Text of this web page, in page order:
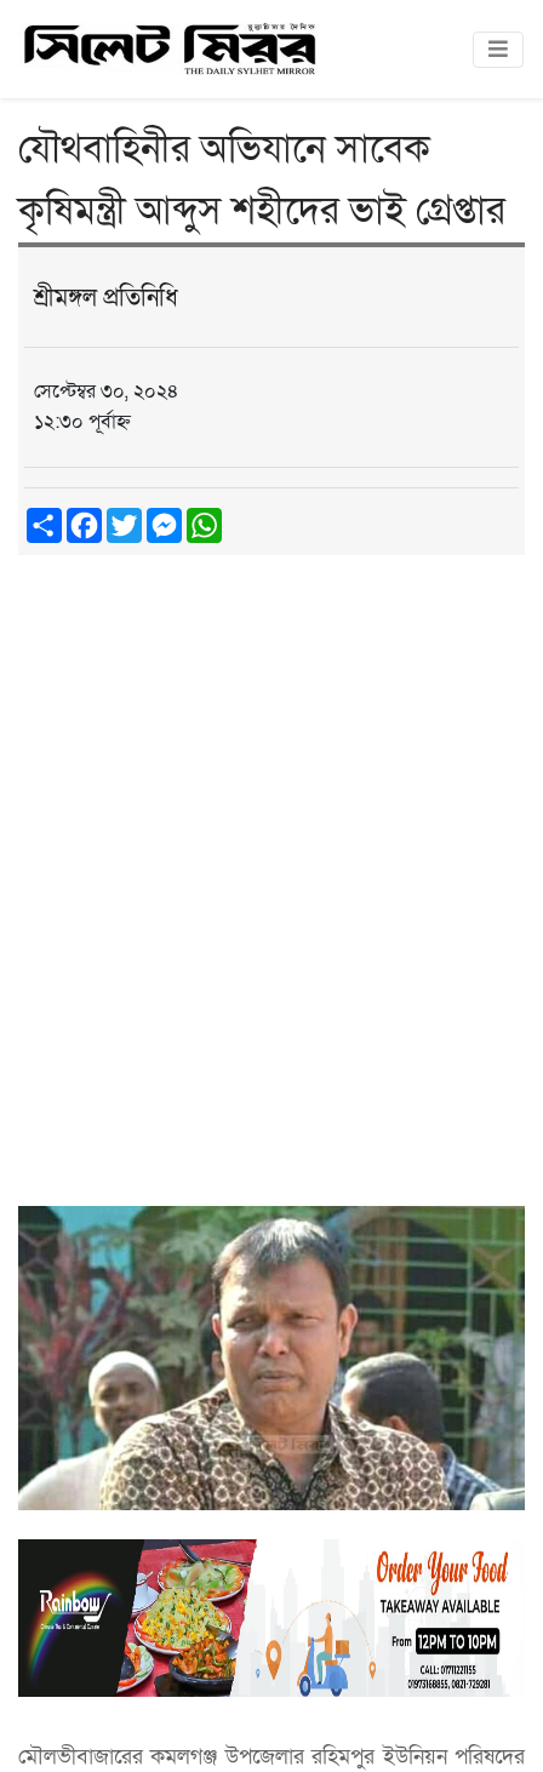
যৌথবাহিনীর অভিযানে সাবেক
কৃষিমন্ত্রী আব্দুস শহীদের ভাই গ্রেপ্তার
শ্রীমঙ্গল প্রতিনিধি
সেপ্টেম্বর ৩০, ২০২৪
১২:৩০ পূর্বাহ্ন
ShareFacebook
TwitterMessenger
মৌলভীবাজারের কমলগঞ্জ উপজেলার রহিমপুর ইউনিয়ন পরিষদের